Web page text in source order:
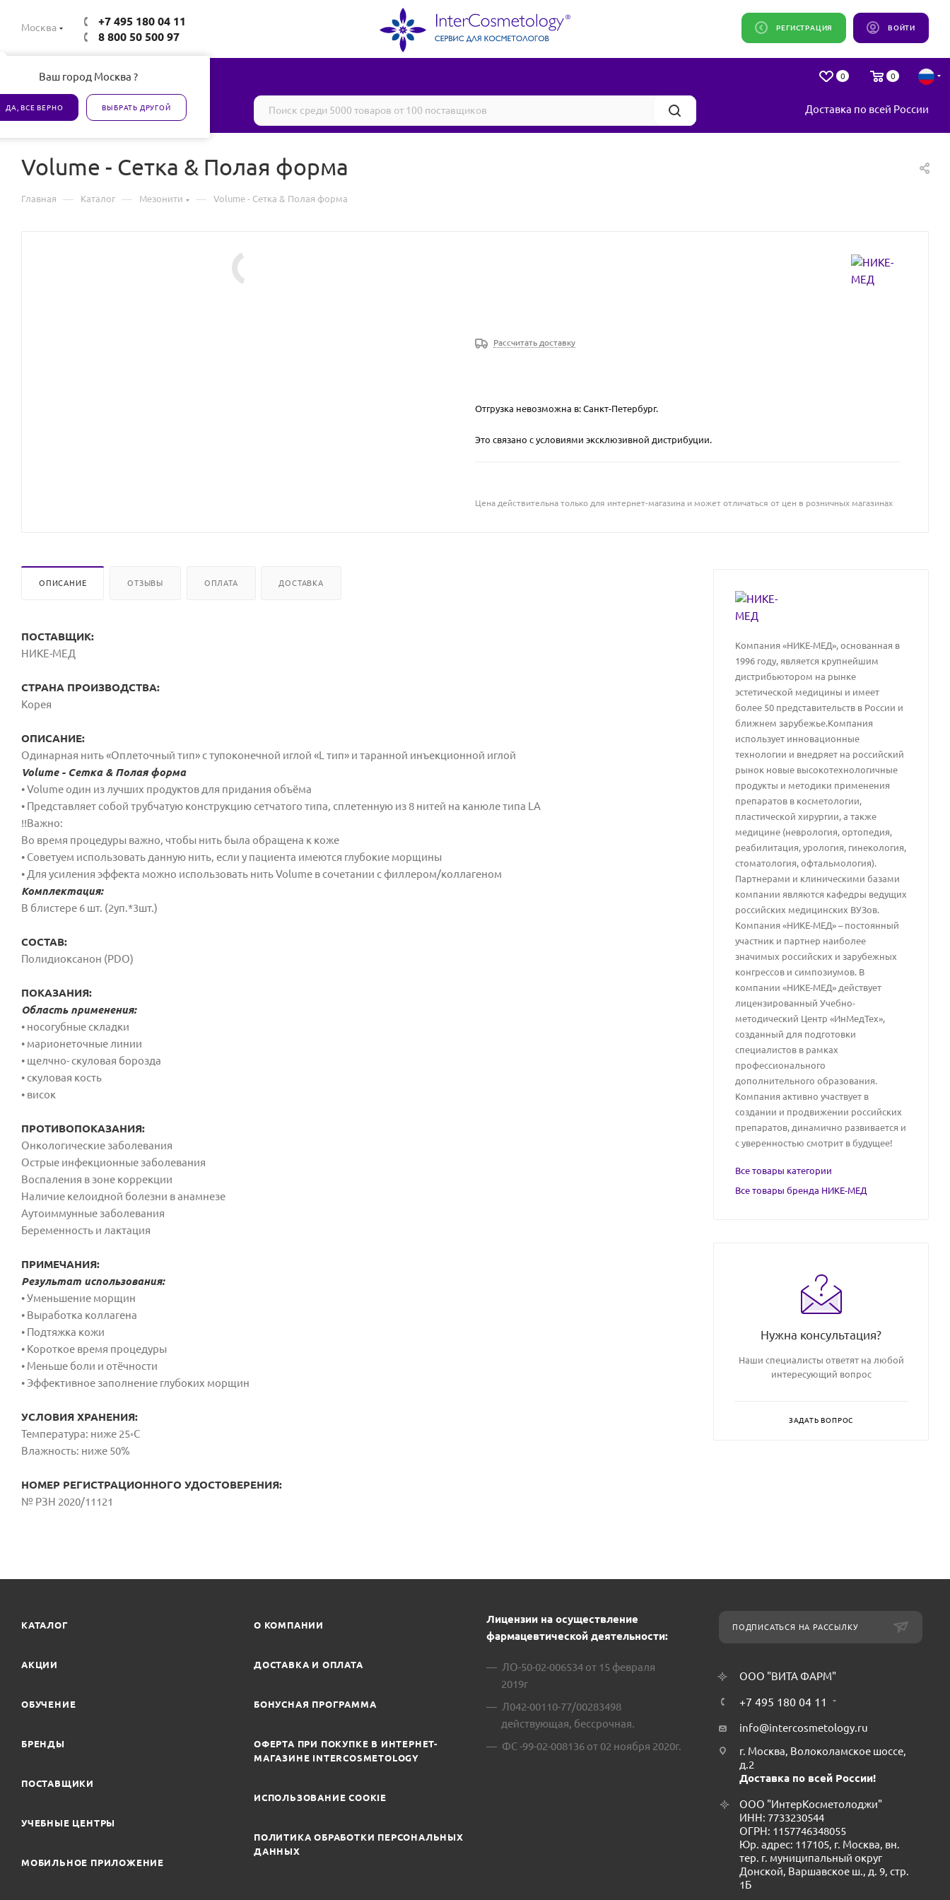
Москва
Ваш город Москва ?
ДА, ВСЕ ВЕРНО ВЫБРАТЬ ДРУГОЙ
+7 495 180 04 11
8 800 50 500 97
ВОЙТИ
РЕГИСТРАЦИЯ
0 0
Все товары сертифицированы Доставка по всей России
Volume - Сетка & Полая форма
Главная — Каталог — Мезонити — Volume - Сетка & Полая форма
Рассчитать доставку
Отгрузка невозможна в: Санкт-Петербург.
Это связано с условиями эксклюзивной дистрибуции.
Цена действительна только для интернет-магазина и может отличаться от цен в розничных магазинах
ОПИСАНИЕ ОТЗЫВЫ ОПЛАТА ДОСТАВКА
ПОСТАВЩИК:
НИКЕ-МЕД
СТРАНА ПРОИЗВОДСТВА:
Корея
ОПИСАНИЕ:
Одинарная нить «Оплеточный тип» с тупоконечной иглой «L тип» и таранной инъекционной иглой
Volume - Сетка & Полая форма
• Volume один из лучших продуктов для придания объёма
• Представляет собой трубчатую конструкцию сетчатого типа, сплетенную из 8 нитей на канюле типа LA
!!Важно:
Во время процедуры важно, чтобы нить была обращена к коже
• Советуем использовать данную нить, если у пациента имеются глубокие морщины
• Для усиления эффекта можно использовать нить Volume в сочетании с филлером/коллагеном
Комплектация:
В блистере 6 шт. (2уп.*3шт.)
СОСТАВ:
Полидиоксанон (PDO)
ПОКАЗАНИЯ:
Область применения:
• носогубные складки
• марионеточные линии
• щелчно- скуловая борозда
• скуловая кость
• висок
ПРОТИВОПОКАЗАНИЯ:
Онкологические заболевания
Острые инфекционные заболевания
Воспаления в зоне коррекции
Наличие келоидной болезни в анамнезе
Аутоиммунные заболевания
Беременность и лактация
ПРИМЕЧАНИЯ:
Результат использования:
• Уменьшение морщин
• Выработка коллагена
• Подтяжка кожи
• Короткое время процедуры
• Меньше боли и отёчности
• Эффективное заполнение глубоких морщин
УСЛОВИЯ ХРАНЕНИЯ:
Температура: ниже 25◦С
Влажность: ниже 50%
НОМЕР РЕГИСТРАЦИОННОГО УДОСТОВЕРЕНИЯ:
№ РЗН 2020/11121
Компания «НИКЕ-МЕД», основанная в
1996 году, является крупнейшим
дистрибьютором на рынке
эстетической медицины и имеет
более 50 представительств в России и
ближнем зарубежье.Компания
использует инновационные
технологии и внедряет на российский
рынок новые высокотехнологичные
продукты и методики применения
препаратов в косметологии,
пластической хирургии, а также
медицине (неврология, ортопедия,
реабилитация, урология, гинекология,
стоматология, офтальмология).
Партнерами и клиническими базами
компании являются кафедры ведущих
российских медицинских ВУЗов.
Компания «НИКЕ-МЕД» – постоянный
участник и партнер наиболее
значимых российских и зарубежных
конгрессов и симпозиумов. В
компании «НИКЕ-МЕД» действует
лицензированный Учебно-
методический Центр «ИнМедТех»,
созданный для подготовки
специалистов в рамках
профессионального
дополнительного образования.
Компания активно участвует в
создании и продвижении российских
препаратов, динамично развивается и
с уверенностью смотрит в будущее!
Все товары категории
Все товары бренда НИКЕ-МЕД
Нужна консультация?
Наши специалисты ответят на любой
интересующий вопрос
ЗАДАТЬ ВОПРОС
КАТАЛОГ
АКЦИИ
ОБУЧЕНИЕ
БРЕНДЫ
ПОСТАВЩИКИ
УЧЕБНЫЕ ЦЕНТРЫ
МОБИЛЬНОЕ ПРИЛОЖЕНИЕ
О КОМПАНИИ
ДОСТАВКА И ОПЛАТА
БОНУСНАЯ ПРОГРАММА
ОФЕРТА ПРИ ПОКУПКЕ В ИНТЕРНЕТ-
МАГАЗИНЕ INTERCOSMETOLOGY
ИСПОЛЬЗОВАНИЕ COOKIE
ПОЛИТИКА ОБРАБОТКИ ПЕРСОНАЛЬНЫХ
ДАННЫХ
Лицензии на осуществление
фармацевтической деятельности:
ЛО-50-02-006534 от 15 февраля
2019г
Л042-00110-77/00283498
действующая, бессрочная.
ФС -99-02-008136 от 02 ноября 2020г.
ПОДПИСАТЬСЯ НА РАССЫЛКУ
ООО "ВИТА ФАРМ"
+7 495 180 04 11
info@intercosmetology.ru
г. Москва, Волоколамское шоссе,
д.2
Доставка по всей России!
ООО "ИнтерКосметолоджи"
ИНН: 7733230544
ОГРН: 1157746348055
Юр. адрес: 117105, г. Москва, вн.
тер. г. муниципальный округ
Донской, Варшавское ш., д. 9, стр.
1Б